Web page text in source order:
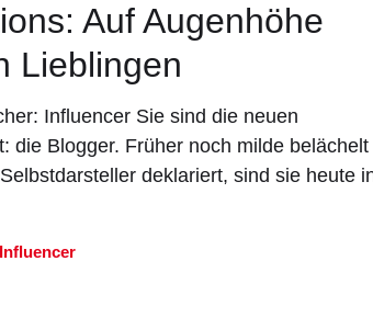
Auf Augenhöhe
Lieblingen
Influencer Sie sind die neuen
die Blogger. Früher noch milde belächelt
deklariert, sind sie heute
Influencer